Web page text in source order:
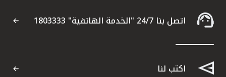
اتصل بنا 24/7 "الخدمة الهاتفية" 1803333
اكتب لنا